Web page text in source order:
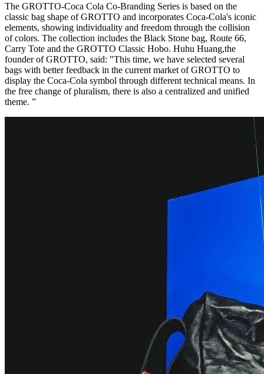
The GROTTO-Coca Cola Co-Branding Series is based on the
classic bag shape of GROTTO and incorporates Coca-Cola's iconic
elements, showing individuality and freedom through the collision
of colors. The collection includes the Black Stone bag, Route 66,
Carry Tote and the GROTTO Classic Hobo. Huhu Huang,the
founder of GROTTO, said: "This time, we have selected several
bags with better feedback in the current market of GROTTO to
display the Coca-Cola symbol through different technical means. In
the free change of pluralism, there is also a centralized and unified
theme. ”